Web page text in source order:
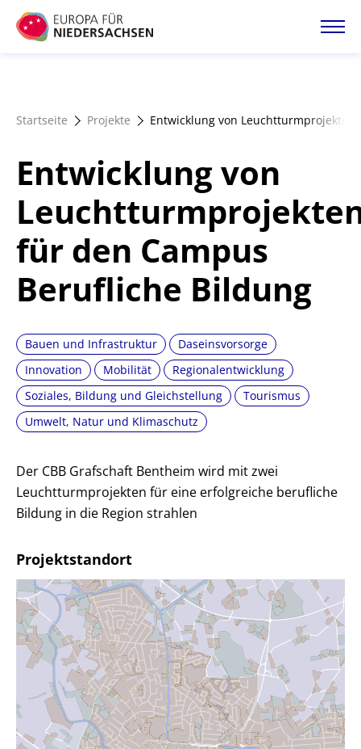
Direkt
zum
Förderangebote
Magazin
Startseite Projekte Entwicklung von
Entwicklung von
für den Campus
Berufliche Bildung
Bauen und Infrastruktur
Daseinsvorsorge
Innovation
Mobilität
Regionalentwicklung
Soziales, Bildung und Gleichstellung
Tourismus
Umwelt, Natur und Klimaschutz
Der CBB Grafschaft Bentheim wird mit zwei
Leuchtturmprojekten für eine erfolgreiche berufliche
Bildung in die Region strahlen
Projektstandort